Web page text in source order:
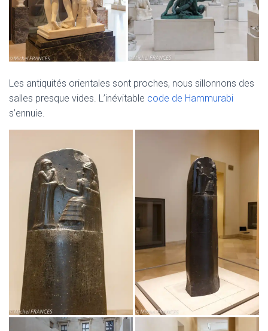
Les antiquités orientales sont proches, nous sillonnons des
salles presque vides. L’inévitable code de Hammurabi
s’ennuie.